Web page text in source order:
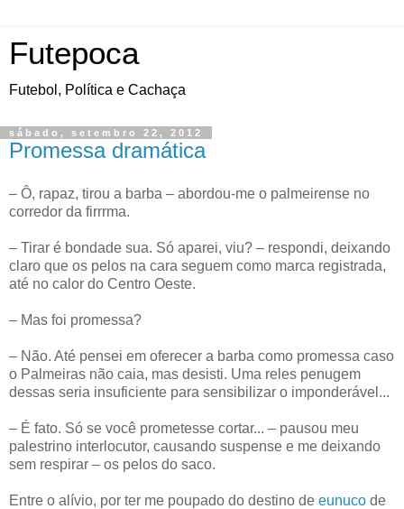
Futepoca
Futebol, Política e Cachaça
sábado, setembro 22, 2012
Promessa dramática
– Ô, rapaz, tirou a barba – abordou-me o palmeirense no
corredor da firrrma.
– Tirar é bondade sua. Só aparei, viu? – respondi, deixando
claro que os pelos na cara seguem como marca registrada,
até no calor do Centro Oeste.
– Mas foi promessa?
– Não. Até pensei em oferecer a barba como promessa caso
o Palmeiras não caia, mas desisti. Uma reles penugem
dessas seria insuficiente para sensibilizar o imponderável...
– É fato. Só se você prometesse cortar... – pausou meu
palestrino interlocutor, causando suspense e me deixando
sem respirar – os pelos do saco.
Entre o alívio, por ter me poupado do destino de eunuco de